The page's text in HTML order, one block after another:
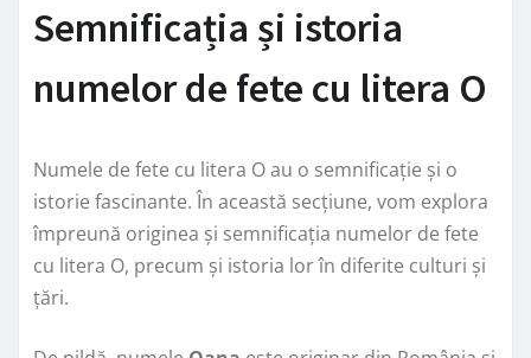
Semnificația și istoria
numelor de fete cu litera O
Numele de fete cu litera O au o semnificație și o
istorie fascinante. În această secțiune, vom explora
împreună originea și semnificația numelor de fete
cu litera O, precum și istoria lor în diferite culturi și
țări.